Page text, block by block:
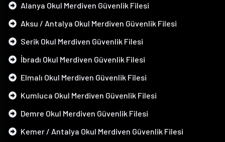
Alanya Okul Merdiven Güvenlik Filesi
Aksu / Antalya Okul Merdiven Güvenlik Filesi
Serik Okul Merdiven Güvenlik Filesi
İbradı Okul Merdiven Güvenlik Filesi
Elmalı Okul Merdiven Güvenlik Filesi
Kumluca Okul Merdiven Güvenlik Filesi
Demre Okul Merdiven Güvenlik Filesi
Kemer / Antalya Okul Merdiven Güvenlik Filesi